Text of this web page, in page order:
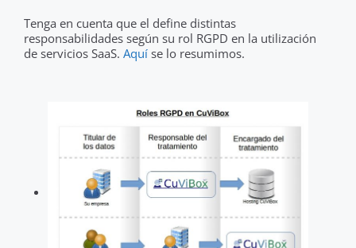
Tenga en cuenta que el define distintas
responsabilidades según su rol RGPD en la utilización
de servicios SaaS. Aquí se lo resumimos.